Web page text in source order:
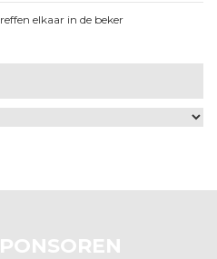
elkaar in de beker